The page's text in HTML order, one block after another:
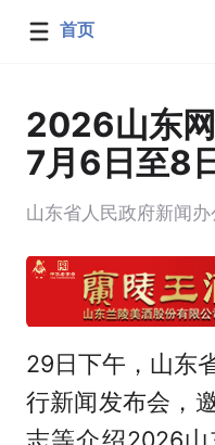
首页
2026山东
7月6日至8
山东省人民政府新闻办
29日下午，山东
行新闻发布会，
志等介绍2026山